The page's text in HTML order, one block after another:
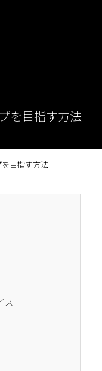
を目指す方法
目指す方法
ス